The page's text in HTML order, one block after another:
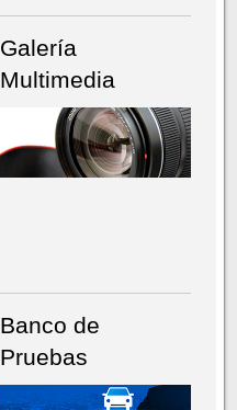
Galería
Multimedia
Banco de
Pruebas